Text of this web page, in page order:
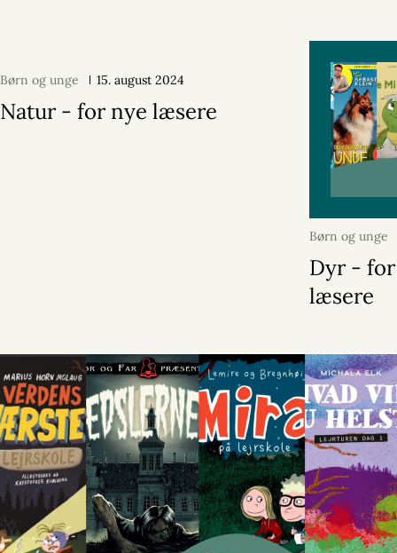
Børn og unge 15. august 2024
Natur - for nye læsere
Børn og unge
2024
Dyr -
læsere